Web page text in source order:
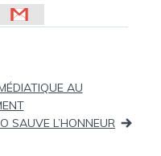
AU
SAUVE L’HONNEUR